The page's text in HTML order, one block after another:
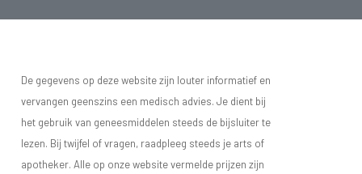
De gegevens op deze website zijn louter informatief en
vervangen geenszins een medisch advies. Je dient bij
het gebruik van geneesmiddelen steeds de bijsluiter te
lezen. Bij twijfel of vragen, raadpleeg steeds je arts of
apotheker. Alle op onze website vermelde prijzen zijn